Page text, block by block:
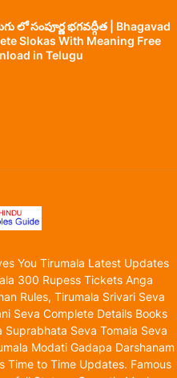
లో సంపూర్ణ భగవద్గీత | Bhagavad
Slokas With Meaning Free
in Telugu
You Tirumala Latest Updates
300 Rupess Tickets Anga
Rules, Tirumala Srivari Seva
Seva Complete Details Books
Suprabhata Seva Tomala Seva
Modati Gadapa Darshanam
Time to Time Updates. Famous